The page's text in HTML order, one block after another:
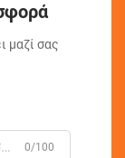
μαζί σας
0/100